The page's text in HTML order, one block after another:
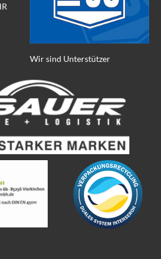
Wir sind Unterstützer